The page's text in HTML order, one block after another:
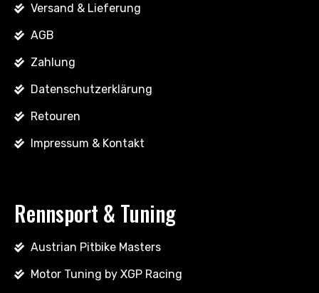
Versand & Lieferung
AGB
Zahlung
Datenschutzerklärung
Retouren
Impressum & Kontakt
Rennsport & Tuning
Austrian Pitbike Masters
Motor Tuning by XGP Racing